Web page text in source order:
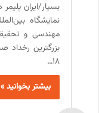
بسپار/ایران
نمایشگاه
مهندسی و
18…
بیشتر بخوانید »